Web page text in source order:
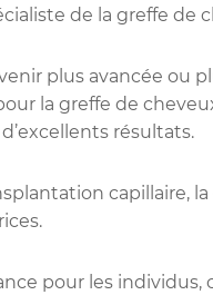
de la greffe de
plus avancée ou
la greffe de
résultats.
capillaire,
pour les